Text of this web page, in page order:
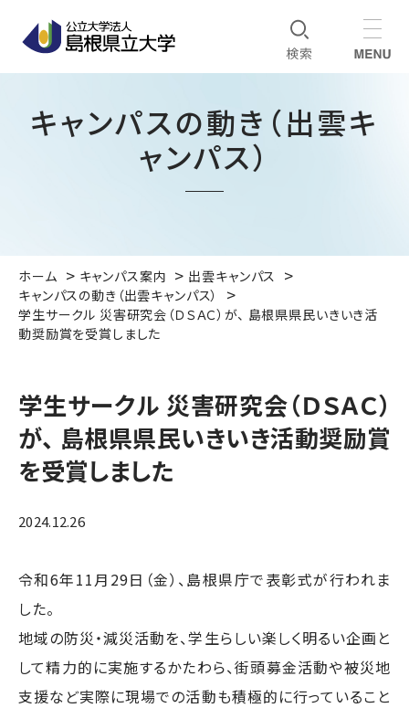
キャンパスの動き（出雲キ
ャンパス）
ホーム キャンパス案内
出雲キャンパス
キャンパスの動き（出雲キャンパス）
学生サークル 災害研究会（ＤＳＡＣ）が、 島根県県民いきいき活
動奨励賞を受賞しました
学生サークル 災害研究会（ＤＳＡＣ）
が、 島根県県民いきいき活動奨励賞
を受賞しました
2024.12.26
令和6年11月29日（金）、島根県庁で表彰式が行われま
した。
地域の防災・減災活動を、学生らしい楽しく明るい企画と
して精力的に実施するかたわら、街頭募金活動や被災地
支援など実際に現場での活動も積極的に行っていること